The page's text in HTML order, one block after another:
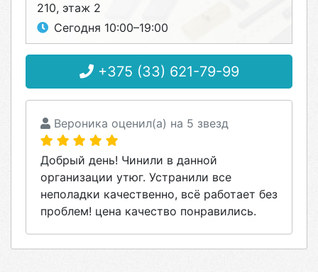
210, этаж 2
Сегодня 10:00–19:00
+375 (33) 621-79-99
Вероника оценил(а) на 5 звезд
Добрый день! Чинили в данной
организации утюг. Устранили все
неполадки качественно, всё работает без
проблем! цена качество понравились.